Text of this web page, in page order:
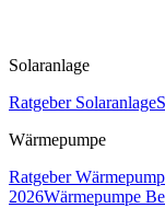
Solaranlage
Ratgeber Solaranlage
Wärmepumpe
Ratgeber
2026Wärmepumpe